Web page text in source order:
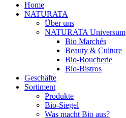
Home
NATURATA
Über uns
NATURATA Universum
Bio Marchés
Beauty & Culture
Bio-Boucherie
Bio-Bistros
Geschäfte
Sortiment
Produkte
Bio-Siegel
Was macht Bio aus?